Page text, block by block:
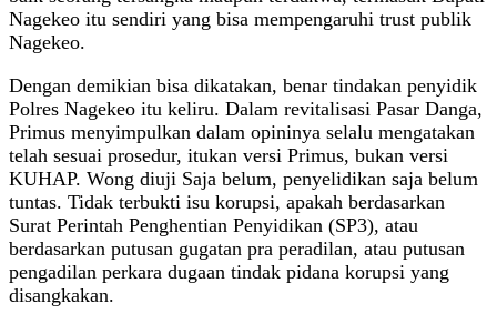
Nagekeo itu sendiri yang bisa mempengaruhi trust publik
Nagekeo.
Dengan demikian bisa dikatakan, benar tindakan penyidik
Polres Nagekeo itu keliru. Dalam revitalisasi Pasar Danga,
Primus menyimpulkan dalam opininya selalu mengatakan
telah sesuai prosedur, itukan versi Primus, bukan versi
KUHAP. Wong diuji Saja belum, penyelidikan saja belum
tuntas. Tidak terbukti isu korupsi, apakah berdasarkan
Surat Perintah Penghentian Penyidikan (SP3), atau
berdasarkan putusan gugatan pra peradilan, atau putusan
pengadilan perkara dugaan tindak pidana korupsi yang
disangkakan.